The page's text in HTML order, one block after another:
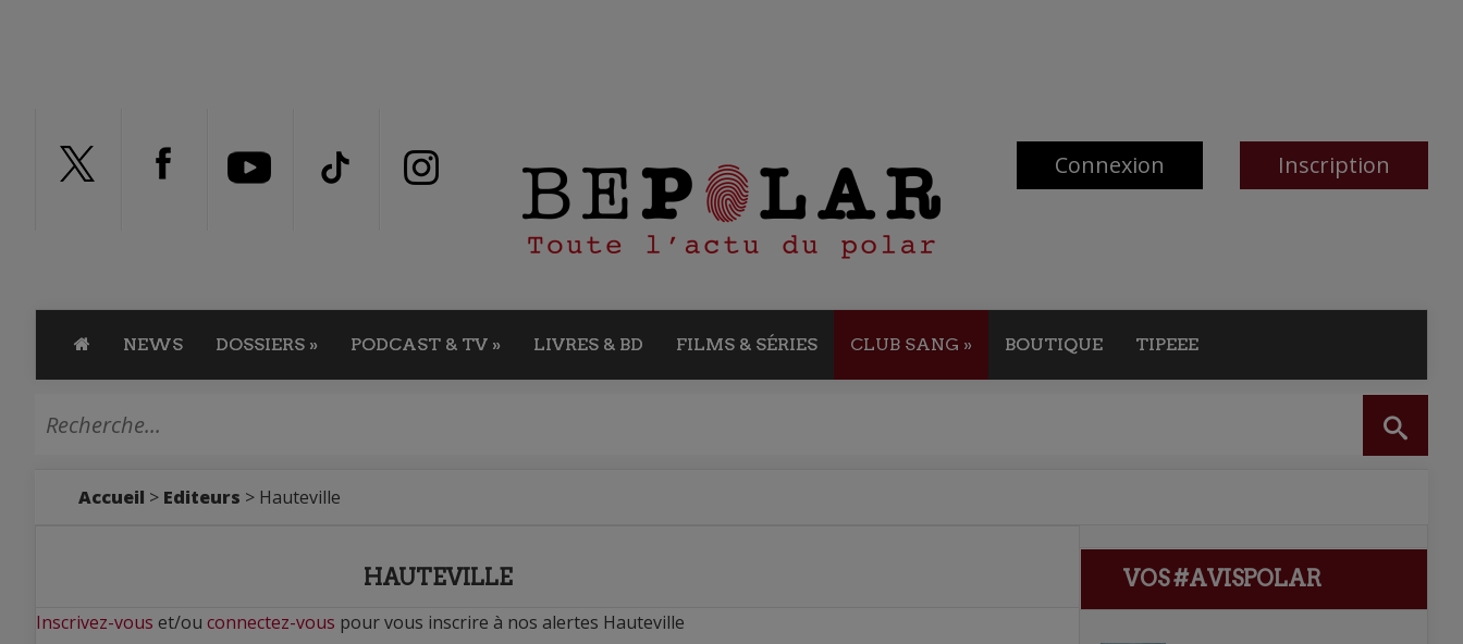
Connexion Inscription
NEWS DOSSIERS » PODCAST & TV » LIVRES & BD FILMS & SÉRIES CLUB SANG » BOUTIQUE TIPEEE
Accueil > Editeurs > Hauteville
HAUTEVILLE
Inscrivez-vous et/ou connectez-vous pour vous inscrire à nos alertes Hauteville
VOS #AVISPOLAR